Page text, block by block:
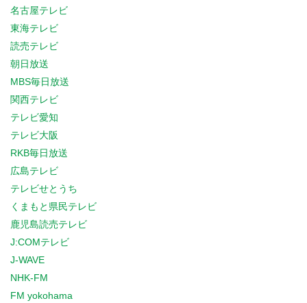
名古屋テレビ
東海テレビ
読売テレビ
朝日放送
MBS毎日放送
関西テレビ
テレビ愛知
テレビ大阪
RKB毎日放送
広島テレビ
テレビせとうち
くまもと県民テレビ
鹿児島読売テレビ
J:COMテレビ
J-WAVE
NHK-FM
FM yokohama